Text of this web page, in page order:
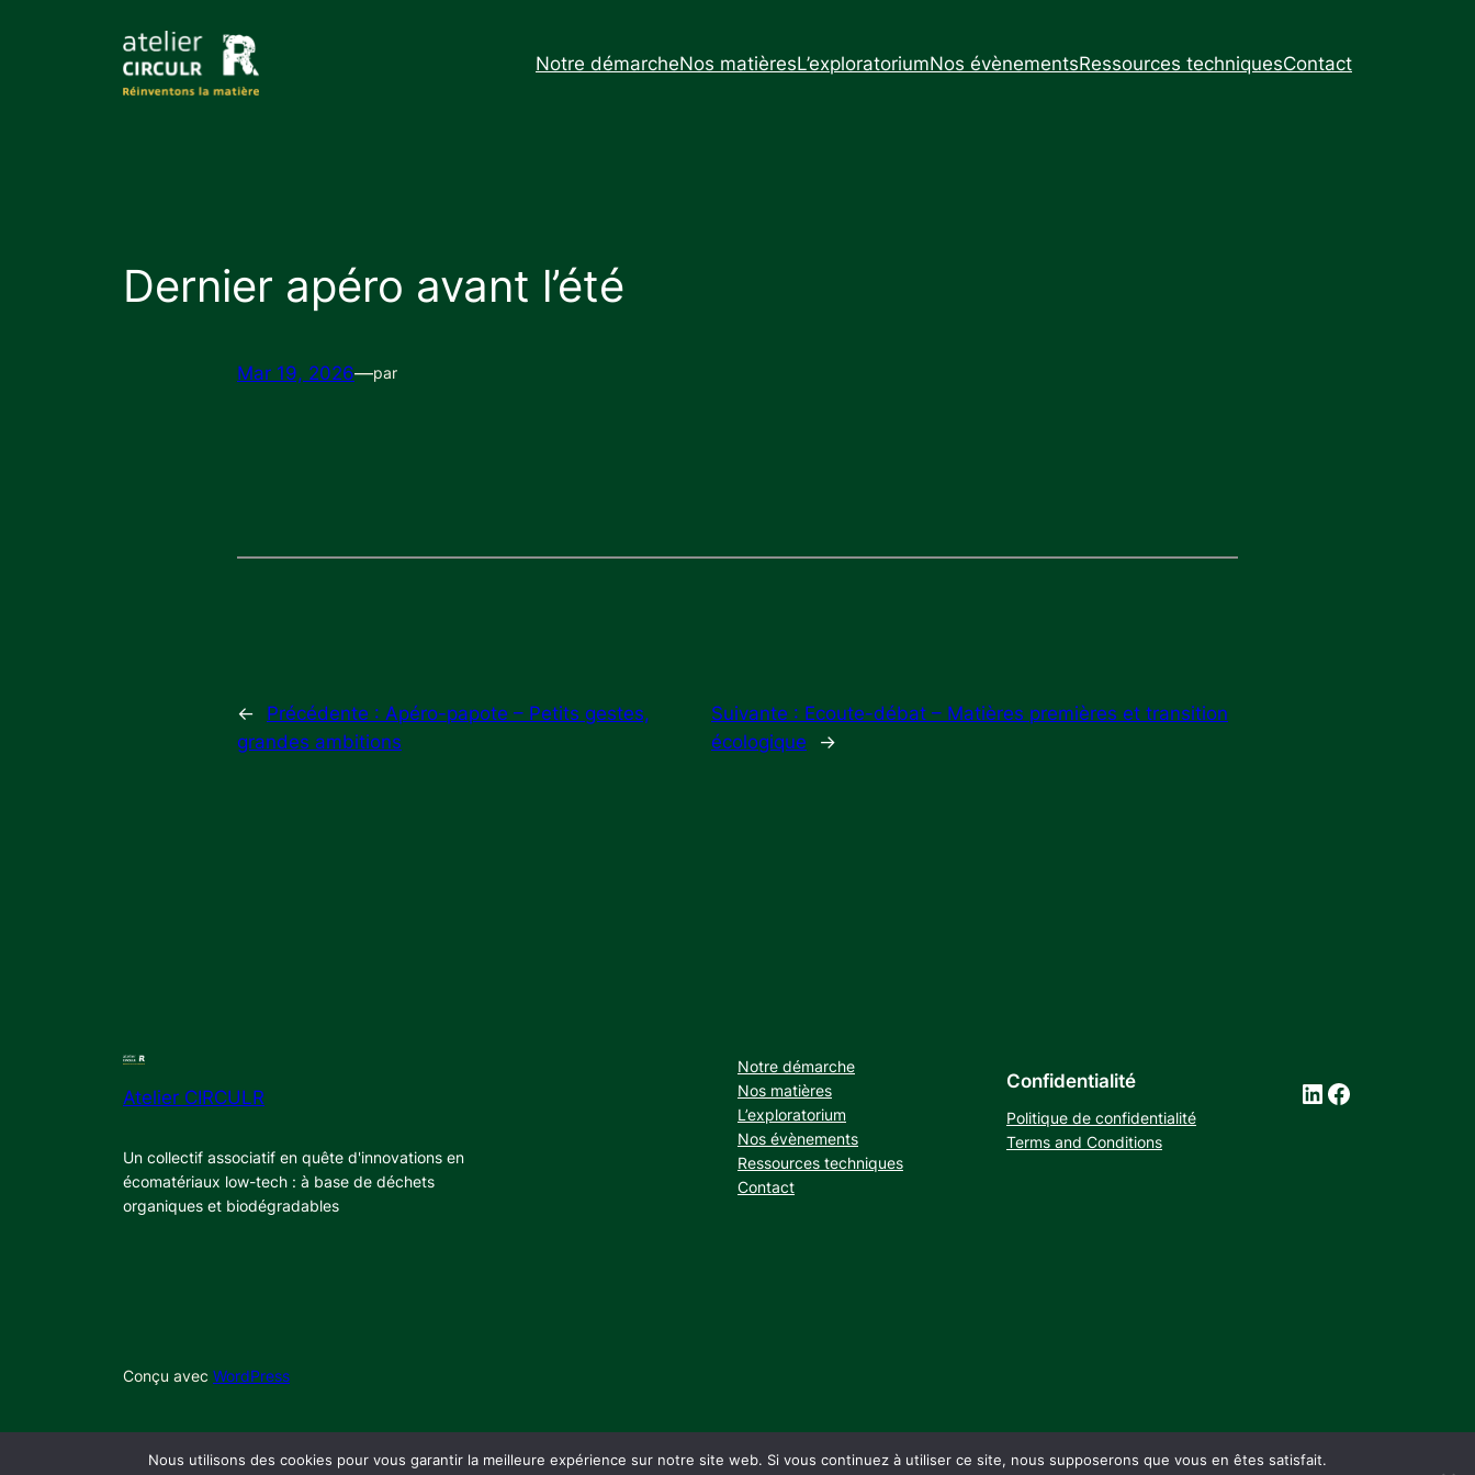
Notre démarcheNos matièresL’exploratoriumNos évènementsRessources techniquesContact
Dernier apéro avant l’été
Mar 19, 2026—par
← Précédente : Apéro-papote – Petits gestes,
grandes ambitions
Suivante : Ecoute-débat – Matières premières et transition
écologique
→
Atelier CIRCULR
Un collectif associatif en quête d'innovations en
écomatériaux low-tech : à base de déchets
organiques et biodégradables
Notre démarche
Nos matières
L’exploratorium
Nos évènements
Ressources techniques
Contact
Confidentialité
Politique de confidentialité
Terms and Conditions
LinkedIn Facebook
Conçu avec WordPress
Nous utilisons des cookies pour vous garantir la meilleure expérience sur notre site web. Si vous continuez à utiliser ce site, nous supposerons que vous en êtes satisfait.